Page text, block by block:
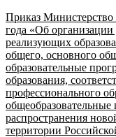
Приказ
года «Об организации
реализующих
общего, основного
образовательные
образования,
профессионального
распространения
территории